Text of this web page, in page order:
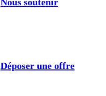
Déposer une offre